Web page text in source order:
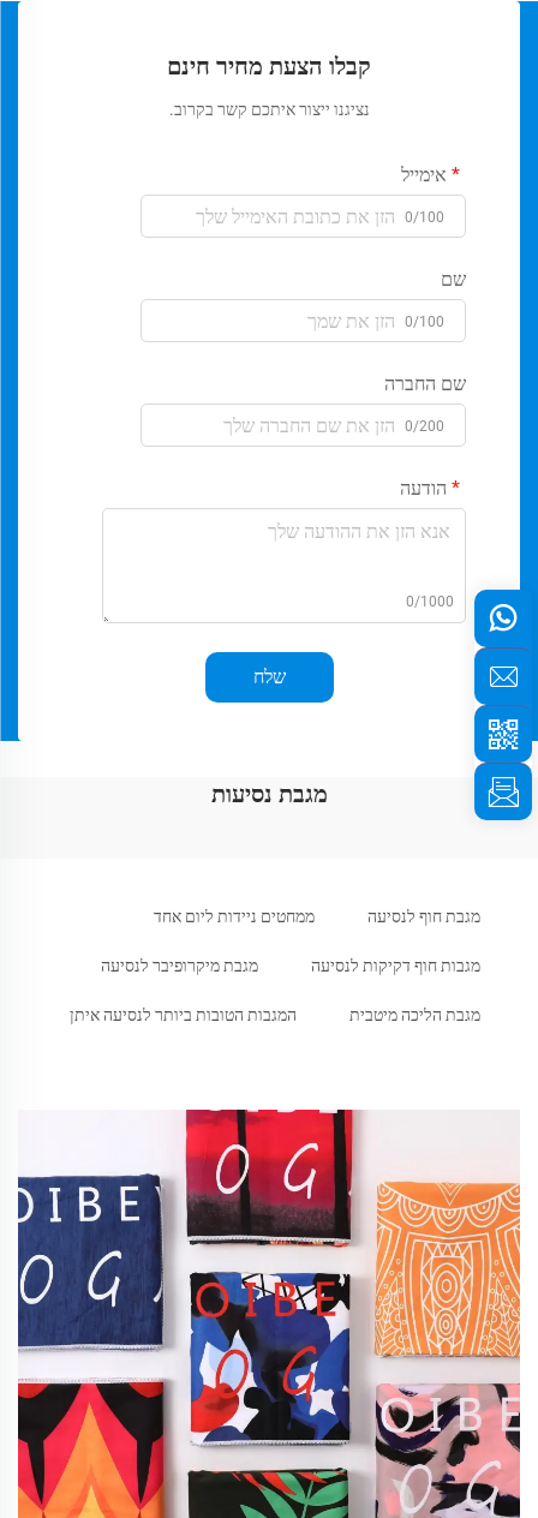
קבלו הצעת מחיר חינם
נציגנו ייצור איתכם קשר בקרוב.
אימייל
0/100
שם
0/100
שם החברה
0/200
הודעה
0/1000
שלח
מגבת נסיעות
מגבת חוף לנסיעה ממחטים ניידות ליום אחד
מגבות חוף דקיקות לנסיעה מגבת מיקרופיבר לנסיעה
מגבת הליכה מיטבית המגבות הטובות ביותר לנסיעה איתן